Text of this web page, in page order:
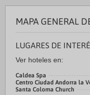
MAPA GENERAL
LUGARES DE
Ver hoteles en:
Caldea Spa
Centro Ciudad Andorra la
Santa Coloma Church